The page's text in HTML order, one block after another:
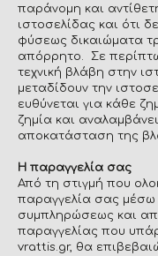
παράνομη και
ιστοσελίδας και ότι
φύσεως δικαιώματα
απόρρητο. Σε
τεχνική βλάβη στην
μεταδίδουν την
ευθύνεται για κάθε
ζημία και
αποκατάσταση της
Η παραγγελία σας
Από τη στιγμή που
παραγγελία σας μέσω
συμπληρώσεως και
παραγγελίας που
vrattis.gr, θα